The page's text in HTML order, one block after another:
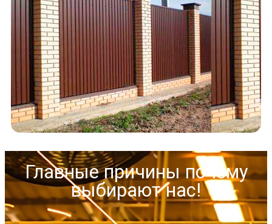
Главные причины почему
выбирают нас!